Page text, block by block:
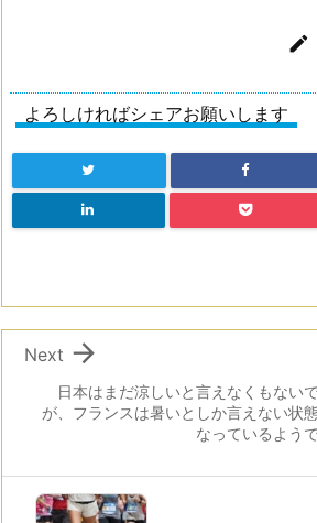

よろしければシェアお願いします
日本はまだ涼しいと言えなくもない
が、フランスは暑いとしか言えない状
なっているよう

Next